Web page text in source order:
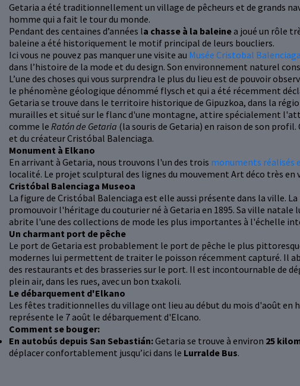
Getaria a été traditionnellement un village de pêcheurs et de grands
homme qui a fait le tour du monde.
Pendant des centaines d’années la chasse à la baleinea joué un rôle
baleine a été historiquement le motif principal de leurs boucliers.
Ici vous ne pouvez pas manquer une visite au Musée Cristobal Balenciaga
dans l’histoire de la mode et du design. Son environnement naturel
L’une des choses qui vous surprendra le plus du lieu est de pouvoir
le phénomène géologique dénommé flysch et qui a été récemment
Getaria se trouve dans le territoire historique de Gipuzkoa, dans la
murailles et situé sur le flanc d'une montagne, attire spécialement
comme le Ratón de Getaria (la souris de Getaria) en raison de son
et du créateur Cristóbal Balenciaga.
Monument à Elkano
En arrivant à Getaria, nous trouvons l'un des trois monuments réalisés
localité. Le projet sculptural des lignes du mouvement Art déco très en
Cristóbal Balenciaga Museoa
La figure de Cristóbal Balenciaga est elle aussi présente dans la ville.
promouvoir l'héritage du couturier né à Getaria en 1895. Sa ville natale
abrite l'une des collections de mode les plus importantes à l'échelle
Un charmant port de pêche
Le port de Getaria est probablement le port de pêche le plus
modernes lui permettent de traiter le poisson récemment capturé. Il
des restaurants et des brasseries sur le port. Il est incontournable de
plein air, dans les rues, avec un bon txakoli.
Le débarquement d'Elkano
Les fêtes traditionnelles du village ont lieu au début du mois d'août en
représente le 7 août le débarquement d'Elcano.
Comment se bouger:
En autobús depuis San Sebastián:Getaria se trouve à environ 25
déplacer confortablement jusqu’ici dans le Lurralde Bus.